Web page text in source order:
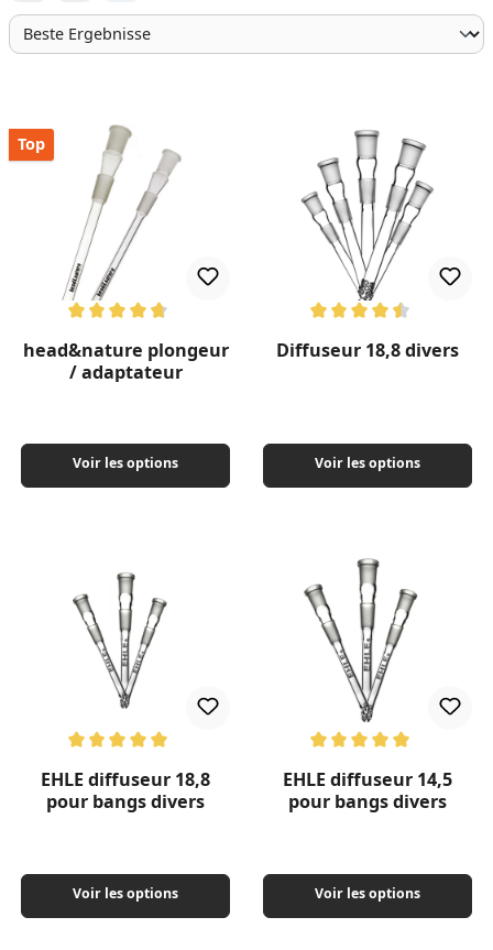
Top
head&nature plongeur
/ adaptateur
Voir les options
Diffuseur 18,8 divers
Voir les options
EHLE diffuseur 18,8
pour bangs divers
Voir les options
EHLE diffuseur 14,5
pour bangs divers
Voir les options